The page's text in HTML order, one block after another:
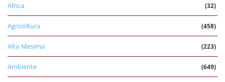
Africa (32)
Agricoltura (458)
Alto Mesima (223)
Ambiente (649)